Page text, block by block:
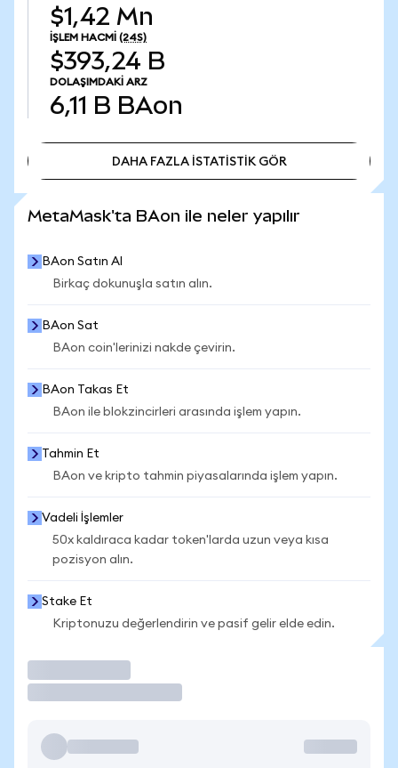
$1,42 Mn
İŞLEM HACMI (24S)
$393,24 B
DOLAŞIMDAKI ARZ
6,11 B BAon
DAHA FAZLA İSTATİSTİK GÖR
MetaMask'ta BAon ile neler yapılır
BAon Satın Al
Birkaç dokunuşla satın alın.
BAon Sat
BAon coin'lerinizi nakde çevirin.
BAon Takas Et
BAon ile blokzincirleri arasında işlem yapın.
Tahmin Et
BAon ve kripto tahmin piyasalarında işlem yapın.
Vadeli İşlemler
50x kaldıraca kadar token'larda uzun veya kısa
pozisyon alın.
Stake Et
Kriptonuzu değerlendirin ve pasif gelir elde edin.